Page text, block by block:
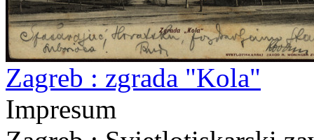
Zagreb : zgrada "Kola"
Impresum